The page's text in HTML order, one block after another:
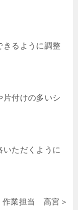
きるように調整
片付けの多いシ
ただくように
作業担当 高宮＞